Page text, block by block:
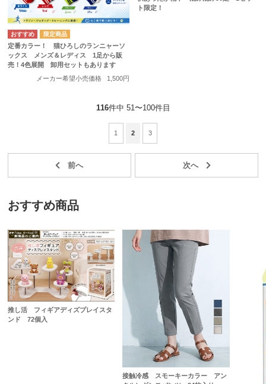
定番カラー！ 猫ひろしのランニャーソ
ックス メンズ＆レディス 1足から販
売！4色展開 卸用セットもあります
メーカー希望小売価格
1,500円
ト限定！
116件中 51〜100件目
1 2 3
おすすめ商品
推し活 フィギアディズプレイスタ
ンド 72個入
接触冷感 スモーキーカラー アン